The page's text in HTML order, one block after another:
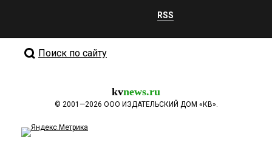
RSS
Поиск по сайту
kvnews.ru
© 2001—2026 ООО ИЗДАТЕЛЬСКИЙ ДОМ «КВ».